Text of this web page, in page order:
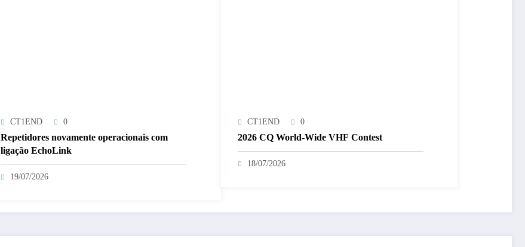
CT1END 0
Repetidores novamente operacionais com
ligação EchoLink
19/07/2026
CT1END 0
2026 CQ World-Wide VHF Contest
18/07/2026